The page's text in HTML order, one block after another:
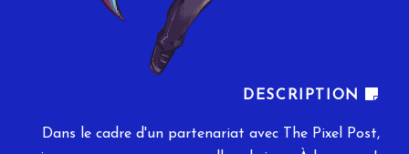
DESCRIPTION
Dans le cadre d'un partenariat avec The Pixel Post,